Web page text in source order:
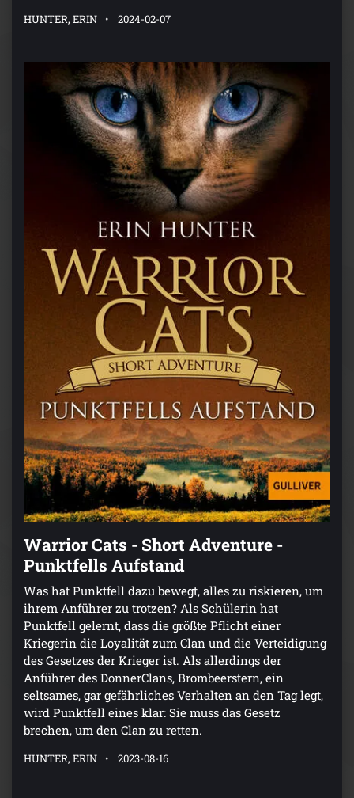
HUNTER, ERIN 2024-02-07
Warrior Cats - Short Adventure -
Punktfells Aufstand
Was hat Punktfell dazu bewegt, alles zu riskieren, um
ihrem Anführer zu trotzen? Als Schülerin hat
Punktfell gelernt, dass die größte Pflicht einer
Kriegerin die Loyalität zum Clan und die Verteidigung
des Gesetzes der Krieger ist. Als allerdings der
Anführer des DonnerClans, Brombeerstern, ein
seltsames, gar gefährliches Verhalten an den Tag legt,
wird Punktfell eines klar: Sie muss das Gesetz
brechen, um den Clan zu retten.
HUNTER, ERIN 2023-08-16